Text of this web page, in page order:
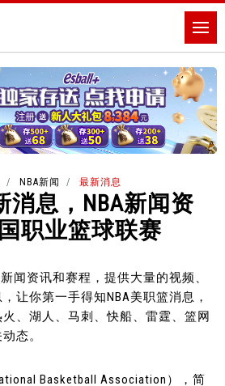
NBA新闻 最新消息
消息，NBA新闻资
职业篮球联赛
闻资讯和赛程，提供大量的视频、
让你第一手得知NBA美职篮消息，
、湖人、马刺、快船、雷霆、篮网
态。
Basketball Association），简